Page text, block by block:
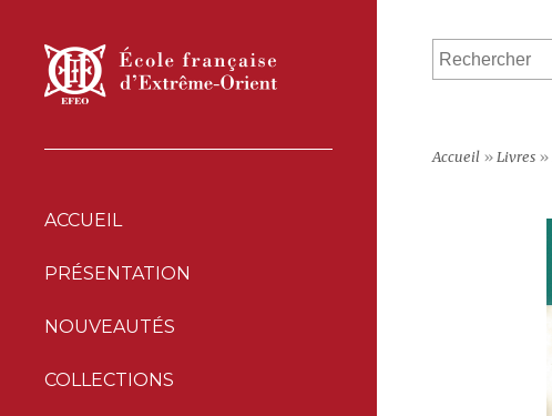
ACCUEIL
PRÉSENTATION
NOUVEAUTÉS
COLLECTIONS
Accueil » Livres »